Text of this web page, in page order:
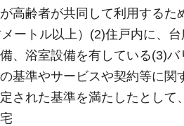
高齢者が共同して利用するた
ートル以上）(2)住戸内に、
、浴室設備を有している(3)
基準やサービスや契約等に関
された基準を満たしたとして